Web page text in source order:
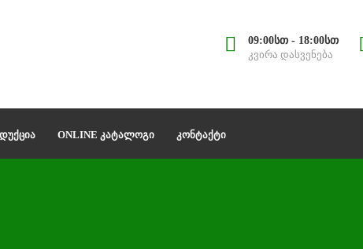
09:00სთ - 18:00სთ
კვირა დასვენება
ONLINE ᲙᲐᲢᲐᲚᲝᲒᲘ ᲙᲝᲜᲢᲐᲥᲢᲘ